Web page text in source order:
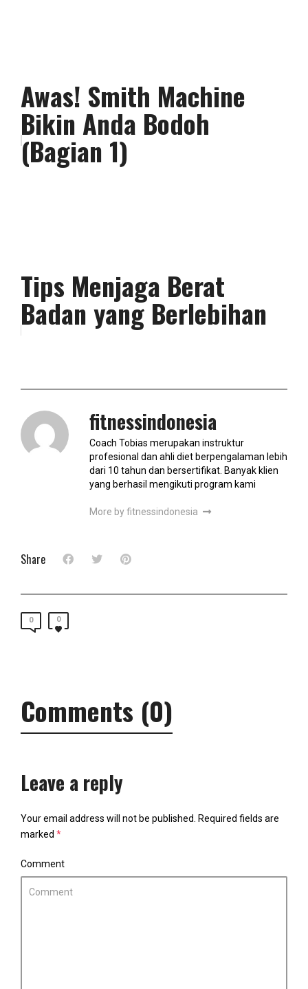
Awas! Smith Machine
Bikin Anda Bodoh
(Bagian 1)
Tips Menjaga Berat
Badan yang Berlebihan
fitnessindonesia
Coach Tobias merupakan instruktur
profesional dan ahli diet berpengalaman lebih
dari 10 tahun dan bersertifikat. Banyak klien
yang berhasil mengikuti program kami
More by fitnessindonesia
Share
0 0
Comments (0)
Leave a reply
Your email address will not be published.
Required fields are
marked *
Comment